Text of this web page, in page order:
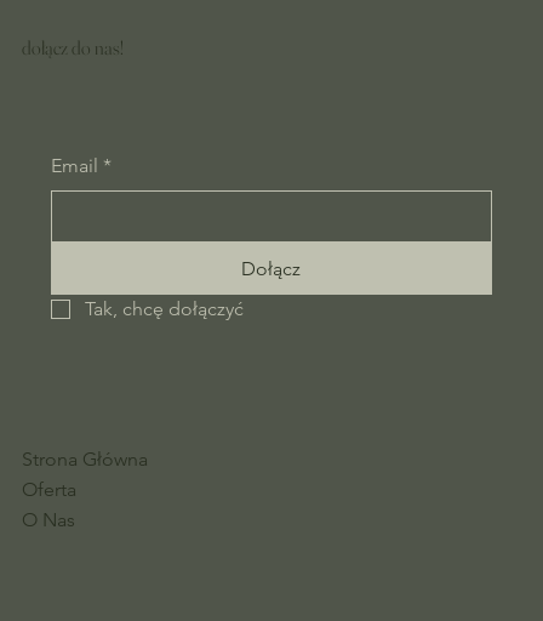
dołącz do nas!
Strona Główna
Oferta
O Nas
Email *
Dołącz
Tak, chcę dołączyć